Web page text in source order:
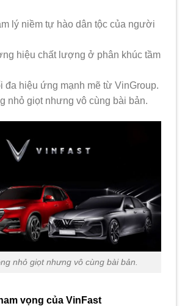
lý niềm tự hào dân tộc của người
hiệu chất lượng ở phân khúc tầm
hiệu ứng mạnh mẽ từ VinGroup.
nhỏ giọt nhưng vô cùng bài bản.
nhỏ giọt nhưng vô cùng bài bản.
vọng của VinFast